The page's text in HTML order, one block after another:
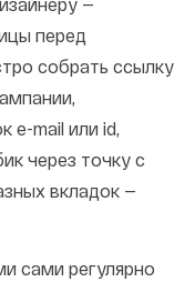
перед
собрать ссылку
e-mail или id,
через точку с
вкладок —
сами регулярно